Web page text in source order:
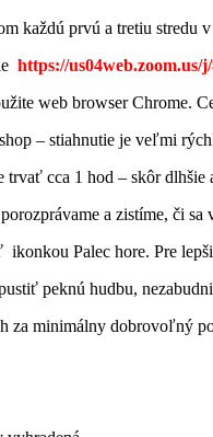
každú prvú a tretiu stredu
https://us04web.zoom.us/j/
web browser Chrome.
– stiahnutie je veľmi
trvať cca 1 hod – skôr dlhšie
a zistíme, či
Palec hore. Pre
peknú hudbu,
za minimálny dobrovoľný